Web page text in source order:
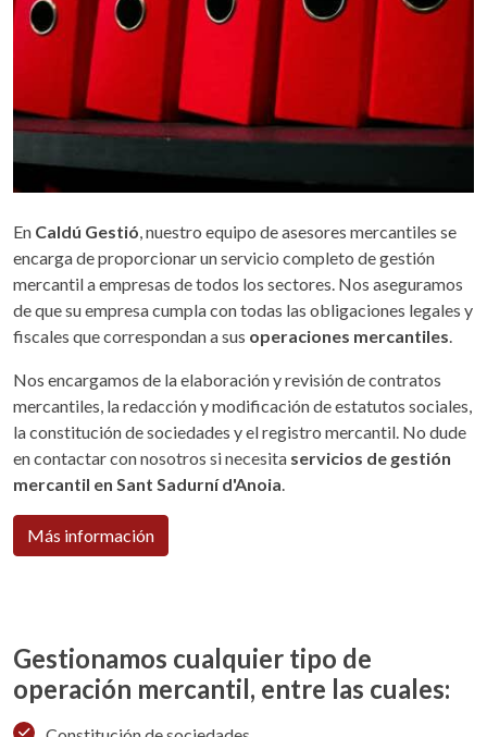
En Caldú Gestió , nuestro equipo de asesores mercantiles se
encarga de proporcionar un servicio completo de gestión
mercantil a empresas de todos los sectores. Nos aseguramos
de que su empresa cumpla con todas las obligaciones legales y
fiscales que correspondan a sus operaciones mercantiles
Nos encargamos de la elaboración y revisión de contratos
mercantiles, la redacción y modificación de estatutos sociales,
la constitución de sociedades y el registro mercantil. No dude
en contactar con nosotros si necesita servicios de gestión
mercantil en Sant Sadurní d'Anoia
Más información
Gestionamos cualquier tipo de
operación mercantil, entre las cuales: